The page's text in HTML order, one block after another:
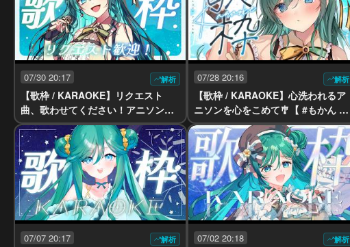
07/30 20:17 解析
【歌枠 / KARAOKE】リクエスト
曲、歌わせてください！アニソン・
ボカロ・J-POP大歓迎！【 #もかん
#vtuber #vsinger】
07/28 20:16 解析
【歌枠 / KARAOKE】心洗われるア
ニソンを心をこめて🎐【 #もかん #v
tuber #vsinger】
07/07 20:17 解析 07/02 20:18 解析